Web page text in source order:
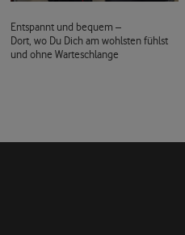
Entspannt und bequem –
Dort, wo Du Dich am wohlsten fühlst
und ohne Warteschlange